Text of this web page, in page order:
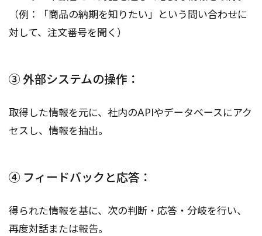
（例：「商品の納期を知りたい」という問い合わせに
対して、注文番号を聞く）
③ 外部システムの操作：
取得した情報を元に、社内のAPIやデータベースにアク
セスし、情報を抽出。
④ フィードバックと応答：
得られた情報を基に、次の判断・応答・分岐を行い、
再度対話または報告。